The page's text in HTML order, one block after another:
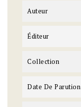
Auteur
Éditeur
Collection
Date De Parution